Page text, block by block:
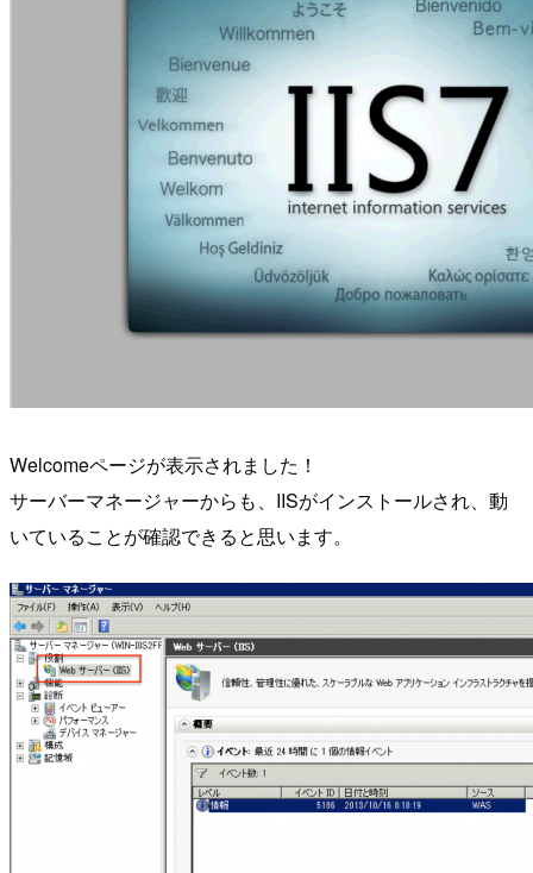
Welcomeページが表示されました！
サーバーマネージャーからも、IISがインストールされ、動
いていることが確認できると思います。